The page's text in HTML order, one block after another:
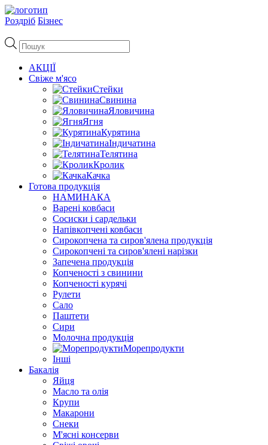
Роздріб Бізнес
Пошук
товарів
АКЦІЇ
Свіже м'ясо
Стейки
Свинина
Яловичина
Ягня
Курятина
Індичатина
Телятина
Кролик
Качка
Готова продукція
НАМИНАКА
Варені ковбаси
Сосиски і сардельки
Напівкопчені ковбаси
Сирокопчена та сиров'ялена продукція
Сирокопчені та сиров'ялені нарізки
Запечена продукція
Копченості з свинини
Копченості курячі
Рулети
Сало
Паштети
Сири
Молочна продукція
Морепродукти
Інші
Бакалія
Яйця
Масло та олія
Крупи
Макарони
Снеки
М'ясні консерви